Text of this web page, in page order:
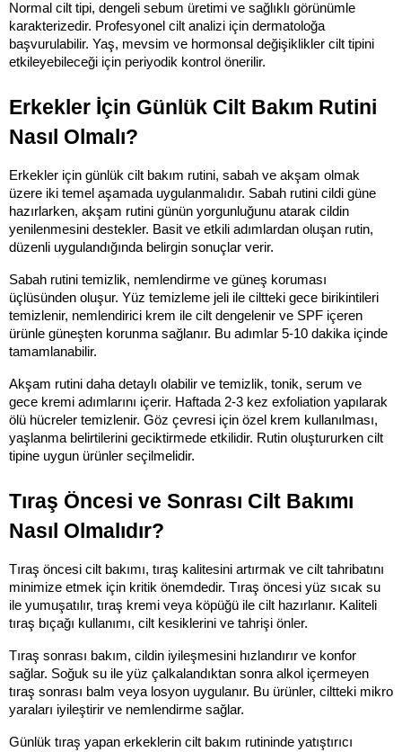
Normal cilt tipi, dengeli sebum üretimi ve sağlıklı görünümle
karakterizedir. Profesyonel cilt analizi için dermatoloğa
başvurulabilir. Yaş, mevsim ve hormonsal değişiklikler cilt tipini
etkileyebileceği için periyodik kontrol önerilir.
Erkekler İçin Günlük Cilt Bakım Rutini
Nasıl Olmalı?
Erkekler için günlük cilt bakım rutini, sabah ve akşam olmak
üzere iki temel aşamada uygulanmalıdır. Sabah rutini cildi güne
hazırlarken, akşam rutini günün yorgunluğunu atarak cildin
yenilenmesini destekler. Basit ve etkili adımlardan oluşan rutin,
düzenli uygulandığında belirgin sonuçlar verir.
Sabah rutini temizlik, nemlendirme ve güneş koruması
üçlüsünden oluşur. Yüz temizleme jeli ile ciltteki gece birikintileri
temizlenir, nemlendirici krem ile cilt dengelenir ve SPF içeren
ürünle güneşten korunma sağlanır. Bu adımlar 5-10 dakika içinde
tamamlanabilir.
Akşam rutini daha detaylı olabilir ve temizlik, tonik, serum ve
gece kremi adımlarını içerir. Haftada 2-3 kez exfoliation yapılarak
ölü hücreler temizlenir. Göz çevresi için özel krem kullanılması,
yaşlanma belirtilerini geciktirmede etkilidir. Rutin oluştururken cilt
tipine uygun ürünler seçilmelidir.
Tıraş Öncesi ve Sonrası Cilt Bakımı
Nasıl Olmalıdır?
Tıraş öncesi cilt bakımı, tıraş kalitesini artırmak ve cilt tahribatını
minimize etmek için kritik önemdedir. Tıraş öncesi yüz sıcak su
ile yumuşatılır, tıraş kremi veya köpüğü ile cilt hazırlanır. Kaliteli
tıraş bıçağı kullanımı, cilt kesiklerini ve tahrişi önler.
Tıraş sonrası bakım, cildin iyileşmesini hızlandırır ve konfor
sağlar. Soğuk su ile yüz çalkalandıktan sonra alkol içermeyen
tıraş sonrası balm veya losyon uygulanır. Bu ürünler, ciltteki mikro
yaraları iyileştirir ve nemlendirme sağlar.
Günlük tıraş yapan erkeklerin cilt bakım rutininde yatıştırıcı